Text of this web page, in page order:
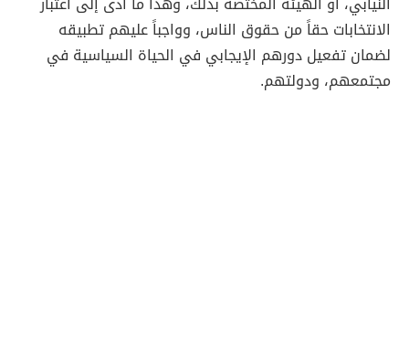
الانتخابات حقاً من حقوق الناس، وواجباً عليهم تطبيقه
لضمان تفعيل دورهم الإيجابي في الحياة السياسية في
مجتمعهم، ودولتهم.